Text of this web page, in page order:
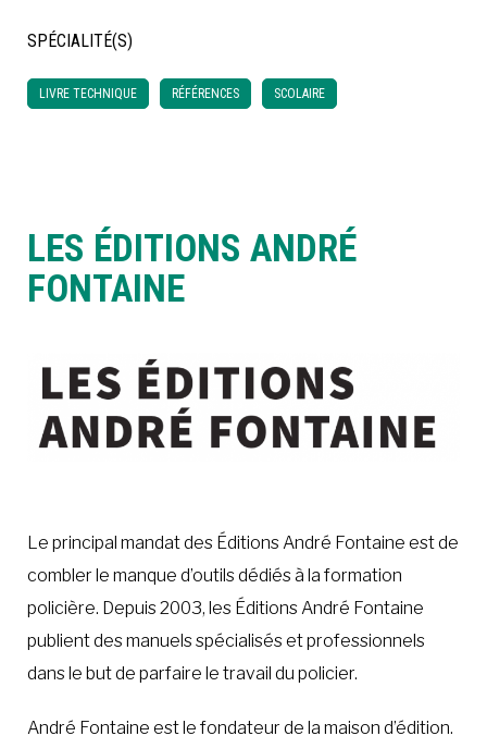
À LA POINTE DE LA PROFESSION
LES ÉDITIONS ANDRÉ
FONTAINE
Le principal mandat des Éditions André Fontaine est de
combler le manque d’outils dédiés à la formation
policière. Depuis 2003, les Éditions André Fontaine
publient des manuels spécialisés et professionnels
dans le but de parfaire le travail du policier.
André Fontaine est le fondateur de la maison d’édition.
SPÉCIALITÉ(S)
LIVRE TECHNIQUE RÉFÉRENCES SCOLAIRE